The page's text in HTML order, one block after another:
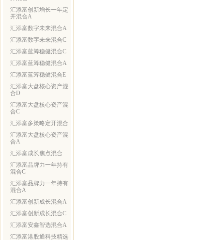
汇添富创新增长一年定
开混合A
汇添富数字未来混合A
汇添富数字未来混合C
汇添富蓝筹稳健混合C
汇添富蓝筹稳健混合A
汇添富蓝筹稳健混合E
汇添富大盘核心资产混
合D
汇添富大盘核心资产混
合C
汇添富多策略定开混合
汇添富大盘核心资产混
合A
汇添富成长焦点混合
汇添富品牌力一年持有
混合C
汇添富品牌力一年持有
混合A
汇添富创新成长混合A
汇添富创新成长混合C
汇添富安鑫智选混合A
汇添富港股通科技精选